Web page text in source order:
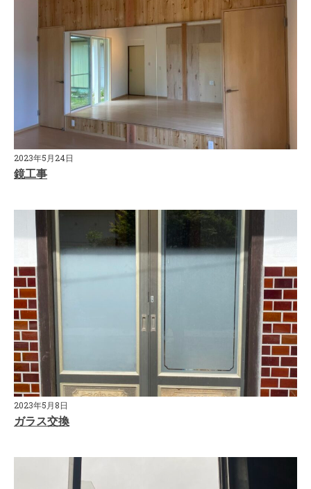
鏡工事
2023年5月24日
ガラス交換
2023年5月8日